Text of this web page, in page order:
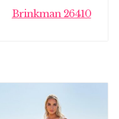
Brinkman 26410